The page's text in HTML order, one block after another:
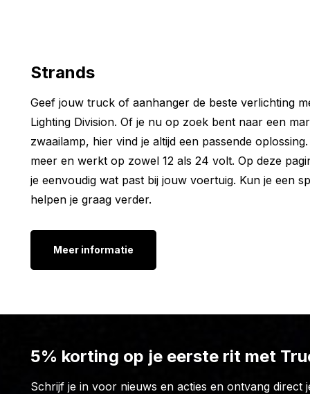
Lengte: 113 mm
Inbouwdiepte: 46 mm
H.o.H.: 115 mm
Overige modellen:
Wil je wel een LED achterlicht, maar is het Strands
wat je zoekt? Geen zorgen! Binnen de Strands
Hieronder zetten we de overige modellen voor je op
FOR9T Illusion 3 kamer achterlicht
FOR9T Illusion achterlicht
Twijfel je nog of het Strands FOR9T Illusion
liever een andere uitvoering, formaat of stijl. Geen
achterlichtenvind je daarom volop alternatieven.
Strands
Geef jouw truck of aanhanger de beste verlichting
Lighting Division. Of je nu op zoek bent naar een
zwaailamp, hier vind je altijd een passende
meer en werkt op zowel 12 als 24 volt. Op deze
je eenvoudig wat past bij jouw voertuig. Kun je een
helpen je graag verder.
Meer informatie
5% korting op je eerste rit met
Schrijf je in voor nieuws en acties en ontvang direct